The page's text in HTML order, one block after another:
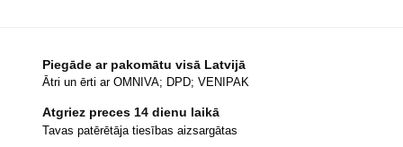
Piegāde ar pakomātu visā Latvijā
Ātri un ērti ar OMNIVA; DPD; VENIPAK
Atgriez preces 14 dienu laikā
Tavas patērētāja tiesības aizsargātas